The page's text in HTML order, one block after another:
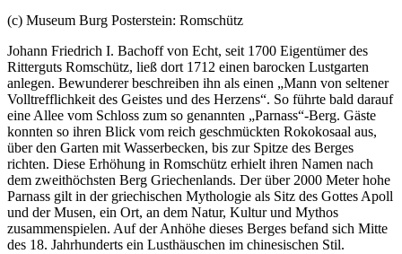
(c) Museum Burg Posterstein: Romschütz
Johann Friedrich I. Bachoff von Echt, seit 1700 Eigentümer des
Ritterguts Romschütz, ließ dort 1712 einen barocken Lustgarten
anlegen. Bewunderer beschreiben ihn als einen „Mann von seltener
Volltrefflichkeit des Geistes und des Herzens“. So führte bald darauf
eine Allee vom Schloss zum so genannten „Parnass“-Berg. Gäste
konnten so ihren Blick vom reich geschmückten Rokokosaal aus,
über den Garten mit Wasserbecken, bis zur Spitze des Berges
richten. Diese Erhöhung in Romschütz erhielt ihren Namen nach
dem zweithöchsten Berg Griechenlands. Der über 2000 Meter hohe
Parnass gilt in der griechischen Mythologie als Sitz des Gottes Apoll
und der Musen, ein Ort, an dem Natur, Kultur und Mythos
zusammenspielen. Auf der Anhöhe dieses Berges befand sich Mitte
des 18. Jahrhunderts ein Lusthäuschen im chinesischen Stil.